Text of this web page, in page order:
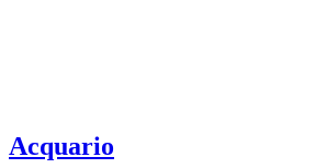
Acquario